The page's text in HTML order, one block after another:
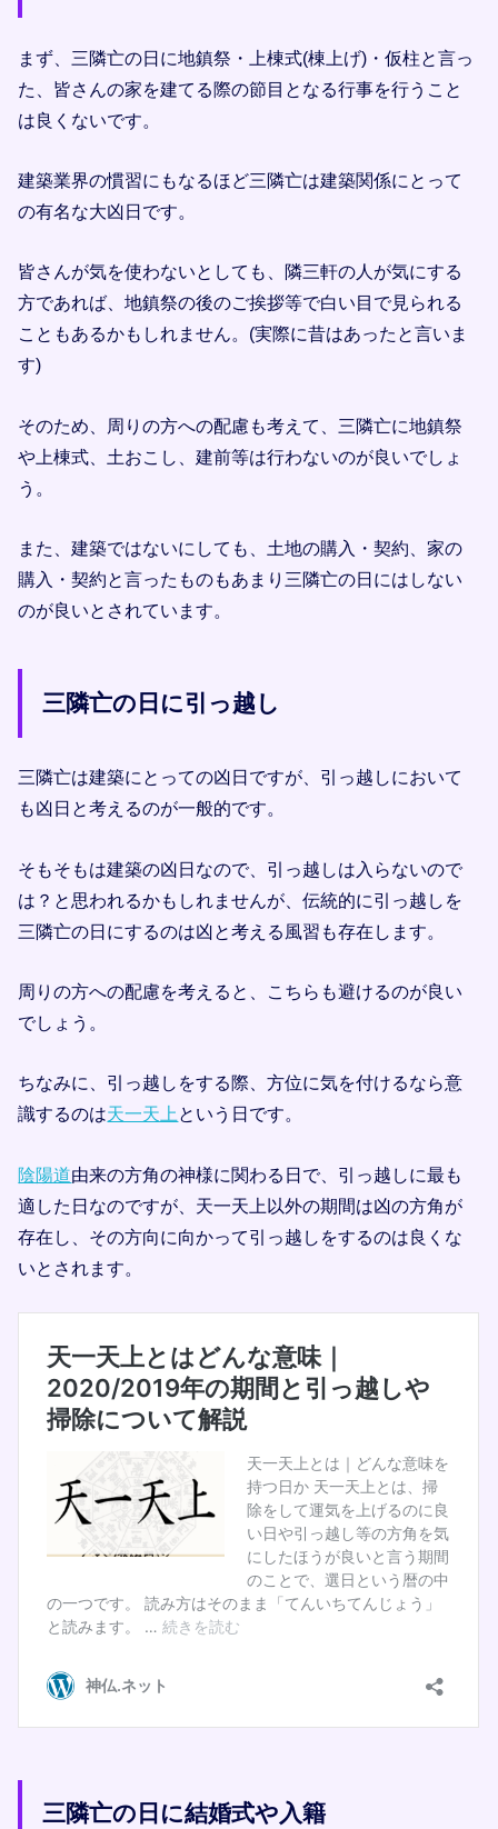
まず、三隣亡の日に地鎮祭・上棟式(棟上げ)・仮柱と言っ
た、皆さんの家を建てる際の節目となる行事を行うこと
は良くないです。
建築業界の慣習にもなるほど三隣亡は建築関係にとって
の有名な大凶日です。
皆さんが気を使わないとしても、隣三軒の人が気にする
方であれば、地鎮祭の後のご挨拶等で白い目で見られる
こともあるかもしれません。(実際に昔はあったと言いま
す)
そのため、周りの方への配慮も考えて、三隣亡に地鎮祭
や上棟式、土おこし、建前等は行わないのが良いでしょ
う。
また、建築ではないにしても、土地の購入・契約、家の
購入・契約と言ったものもあまり三隣亡の日にはしない
のが良いとされています。
三隣亡の日に引っ越し
三隣亡は建築にとっての凶日ですが、引っ越しにおいて
も凶日と考えるのが一般的です。
そもそもは建築の凶日なので、引っ越しは入らないので
は？と思われるかもしれませんが、伝統的に引っ越しを
三隣亡の日にするのは凶と考える風習も存在します。
周りの方への配慮を考えると、こちらも避けるのが良い
でしょう。
ちなみに、引っ越しをする際、方位に気を付けるなら意
識するのは天一天上 という日です。
陰陽道由来の方角の神様に関わる日で、引っ越しに最も
適した日なのですが、天一天上以外の期間は凶の方角が
存在し、その方向に向かって引っ越しをするのは良くな
いとされます。
三隣亡の日に結婚式や入籍